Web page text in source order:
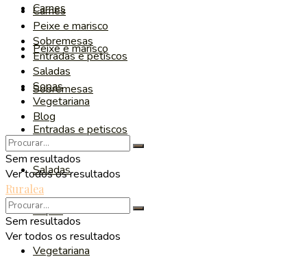
Carnes
Peixe e marisco
Sobremesas
Entradas e petiscos
Saladas
Sopas
Vegetariana
Carnes
Peixe e marisco
Sobremesas
Entradas e petiscos
Saladas
Sopas
Vegetariana
Blog
Sem resultados
Ver todos os resultados
Ruralea
Sem resultados
Ver todos os resultados